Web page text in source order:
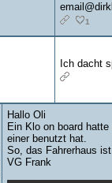
1
Ich dacht
Hallo Oli
Ein Klo on board
einer benutzt hat.
So, das Fahrerhaus
VG Frank